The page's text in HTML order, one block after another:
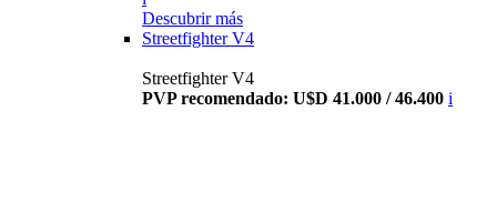
Descubrir más
Streetfighter V4
Streetfighter V4
PVP recomendado: U$D 41.000 / 46.400 i